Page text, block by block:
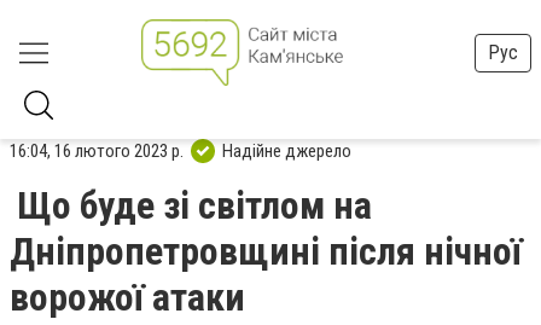
Рус
16:04, 16 лютого 2023 р. Надійне джерело
Що буде зі світлом на
Дніпропетровщині після нічної
ворожої атаки